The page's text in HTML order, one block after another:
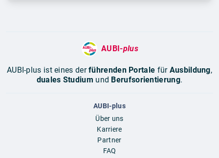
AUBI-plus
AUBI-plus ist eines derführenden Portale für Ausbildung,
duales Studium und Berufsorientierung.
AUBI-plus
Über uns
Karriere
Partner
FAQ